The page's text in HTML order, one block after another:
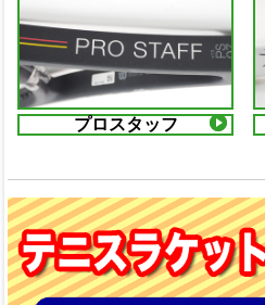
プロスタッフ